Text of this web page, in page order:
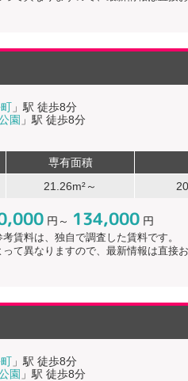
」駅 徒歩8分
園 」駅 徒歩8分
専有面積
21.26m²～
円～ 134,000 円
賃料は、独自で調査した賃料です。
て異なりますので、最新情報は直接
」駅 徒歩8分
園 」駅 徒歩8分